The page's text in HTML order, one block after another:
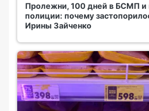
Пролежни, 100 дней в БСМП и
полиции: почему
Ирины Зайченко